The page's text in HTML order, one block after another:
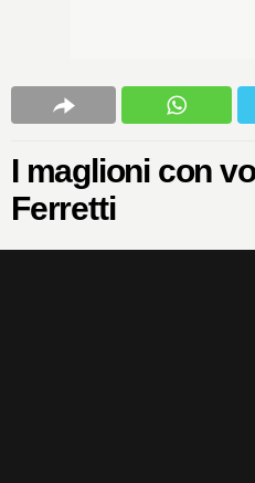
I maglioni con
Ferretti